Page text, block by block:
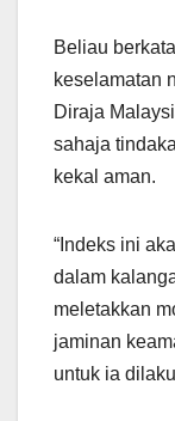
Beliau
keselamatan
Diraja
sahaja
kekal aman.
“Indeks ini
dalam
meletakkan
jaminan
untuk ia